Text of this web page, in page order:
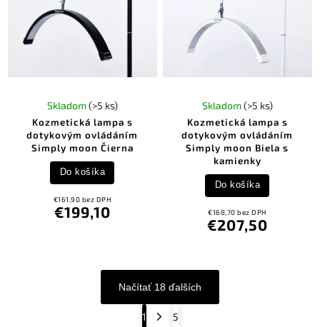
Kozmetická lampa s
dotykovým ovládáním
Simply moon Čierna
Skladom(>5 ks)
€161,90 bez DPH
€199,10
Do košíka
Kozmetická lampa s
dotykovým ovládáním
Simply moon Biela s
kamienky
Skladom(>5 ks)
€168,70 bez DPH
€207,50
Do košíka
Načítať 18 ďalších
1 5